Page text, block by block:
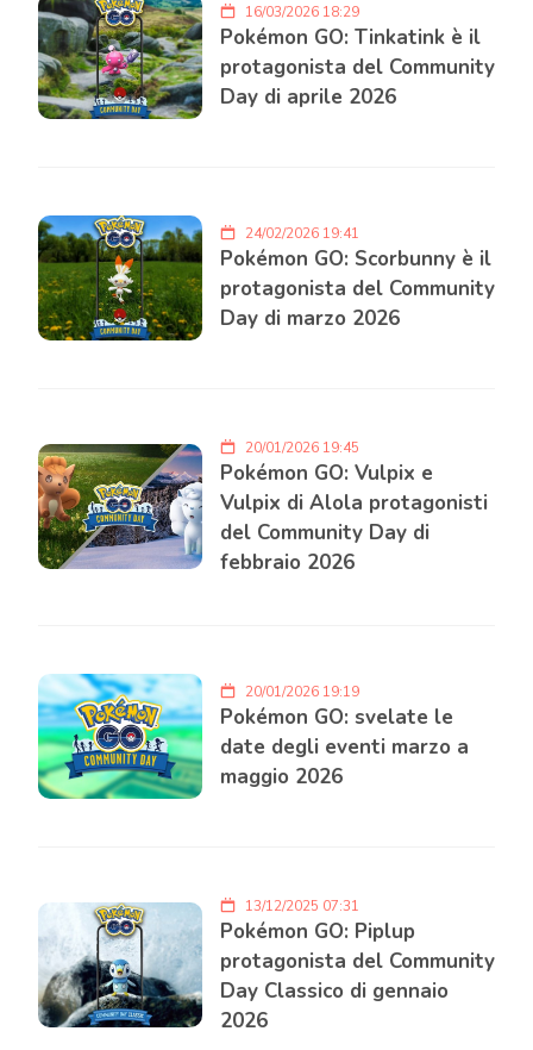
16/03/2026 18:29
Pokémon GO: Tinkatink è il
protagonista del Community
Day di aprile 2026
24/02/2026 19:41
Pokémon GO: Scorbunny è il
protagonista del Community
Day di marzo 2026
20/01/2026 19:45
Pokémon GO: Vulpix e
Vulpix di Alola protagonisti
del Community Day di
febbraio 2026
20/01/2026 19:19
Pokémon GO: svelate le
date degli eventi marzo a
maggio 2026
13/12/2025 07:31
Pokémon GO: Piplup
protagonista del Community
Day Classico di gennaio
2026